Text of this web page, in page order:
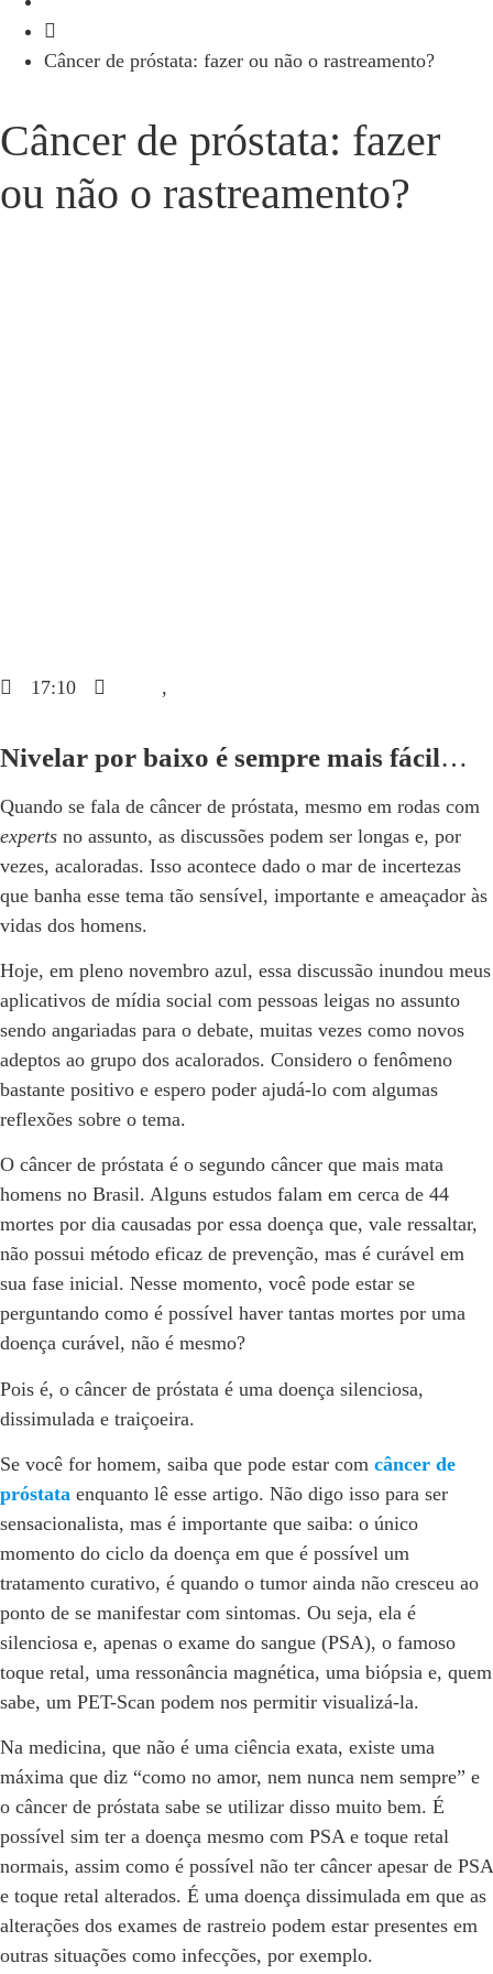
Câncer de próstata: fazer ou não o rastreamento?
Câncer de próstata: fazer
ou não o rastreamento?
17:10 ,
Nivelar por baixo é sempre mais fácil…
Quando se fala de câncer de próstata, mesmo em rodas com
experts no assunto, as discussões podem ser longas e, por
vezes, acaloradas. Isso acontece dado o mar de incertezas
que banha esse tema tão sensível, importante e ameaçador às
vidas dos homens.
Hoje, em pleno novembro azul, essa discussão inundou meus
aplicativos de mídia social com pessoas leigas no assunto
sendo angariadas para o debate, muitas vezes como novos
adeptos ao grupo dos acalorados. Considero o fenômeno
bastante positivo e espero poder ajudá-lo com algumas
reflexões sobre o tema.
O câncer de próstata é o segundo câncer que mais mata
homens no Brasil. Alguns estudos falam em cerca de 44
mortes por dia causadas por essa doença que, vale ressaltar,
não possui método eficaz de prevenção, mas é curável em
sua fase inicial. Nesse momento, você pode estar se
perguntando como é possível haver tantas mortes por uma
doença curável, não é mesmo?
Pois é, o câncer de próstata é uma doença silenciosa,
dissimulada e traiçoeira.
Se você for homem, saiba que pode estar com câncer de
próstata enquanto lê esse artigo. Não digo isso para ser
sensacionalista, mas é importante que saiba: o único
momento do ciclo da doença em que é possível um
tratamento curativo, é quando o tumor ainda não cresceu ao
ponto de se manifestar com sintomas. Ou seja, ela é
silenciosa e, apenas o exame do sangue (PSA), o famoso
toque retal, uma ressonância magnética, uma biópsia e, quem
sabe, um PET-Scan podem nos permitir visualizá-la.
Na medicina, que não é uma ciência exata, existe uma
máxima que diz “como no amor, nem nunca nem sempre” e
o câncer de próstata sabe se utilizar disso muito bem. É
possível sim ter a doença mesmo com PSA e toque retal
normais, assim como é possível não ter câncer apesar de PSA
e toque retal alterados. É uma doença dissimulada em que as
alterações dos exames de rastreio podem estar presentes em
outras situações como infecções, por exemplo.